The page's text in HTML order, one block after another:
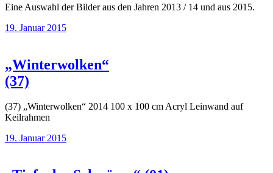
Eine Auswahl der Bilder aus den Jahren 2013 / 14 und aus 2015.
19. Januar 2015
„Winterwolken“
(37)
(37) „Winterwolken“ 2014 100 x 100 cm Acryl Leinwand auf
Keilrahmen
19. Januar 2015